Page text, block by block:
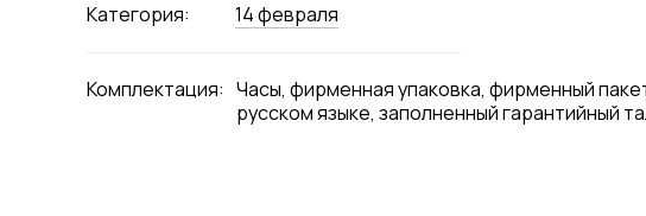
Категория: 14 февраля
Комплектация: Часы, фирменная упаковка, фирменный
русском языке, заполненный гарантийный